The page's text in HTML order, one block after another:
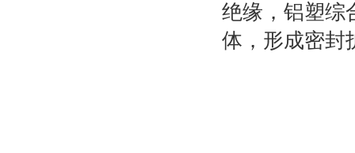
绝缘，铝塑综
体，形成密封